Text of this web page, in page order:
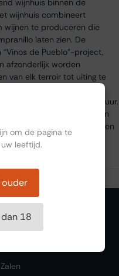
wijnhuis binnen de
wijnhuis combineert
wijnen te produceren die
laten zien. De
de Pueblo”-project,
afzonderlijk worden
van elk terroir tot uiting te
Roa, gelegen op grote
en een verfijnde structuur.
Franse eikenhouten vaten
van diepgang, elegantie en
Zalen
om de pagina te
leeftijd.
18